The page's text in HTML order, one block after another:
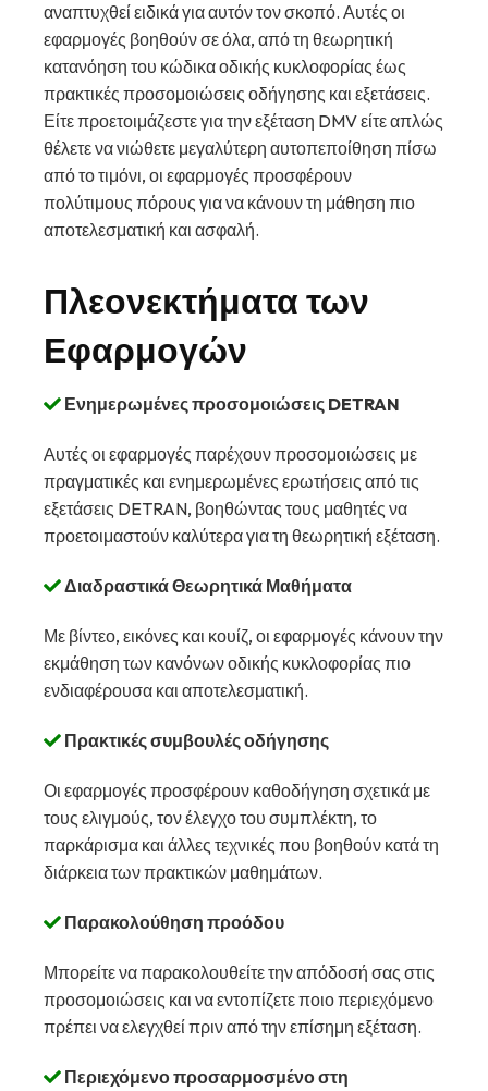
αναπτυχθεί ειδικά για αυτόν τον σκοπό. Αυτές οι
εφαρμογές βοηθούν σε όλα, από τη θεωρητική
κατανόηση του κώδικα οδικής κυκλοφορίας έως
πρακτικές προσομοιώσεις οδήγησης και εξετάσεις.
Είτε προετοιμάζεστε για την εξέταση DMV είτε απλώς
θέλετε να νιώθετε μεγαλύτερη αυτοπεποίθηση πίσω
από το τιμόνι, οι εφαρμογές προσφέρουν
πολύτιμους πόρους για να κάνουν τη μάθηση πιο
αποτελεσματική και ασφαλή.
Πλεονεκτήματα των
Εφαρμογών
Ενημερωμένες προσομοιώσεις DETRAN
Αυτές οι εφαρμογές παρέχουν προσομοιώσεις με
πραγματικές και ενημερωμένες ερωτήσεις από τις
εξετάσεις DETRAN, βοηθώντας τους μαθητές να
προετοιμαστούν καλύτερα για τη θεωρητική εξέταση.
Διαδραστικά Θεωρητικά Μαθήματα
Με βίντεο, εικόνες και κουίζ, οι εφαρμογές κάνουν την
εκμάθηση των κανόνων οδικής κυκλοφορίας πιο
ενδιαφέρουσα και αποτελεσματική.
Πρακτικές συμβουλές οδήγησης
Οι εφαρμογές προσφέρουν καθοδήγηση σχετικά με
τους ελιγμούς, τον έλεγχο του συμπλέκτη, το
παρκάρισμα και άλλες τεχνικές που βοηθούν κατά τη
διάρκεια των πρακτικών μαθημάτων.
Παρακολούθηση προόδου
Μπορείτε να παρακολουθείτε την απόδοσή σας στις
προσομοιώσεις και να εντοπίζετε ποιο περιεχόμενο
πρέπει να ελεγχθεί πριν από την επίσημη εξέταση.
Περιεχόμενο προσαρμοσμένο στη